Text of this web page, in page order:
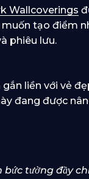
Wallcoverings
tạo điểm
phiêu lưu.
liền với vẻ
đang được
tường đầy